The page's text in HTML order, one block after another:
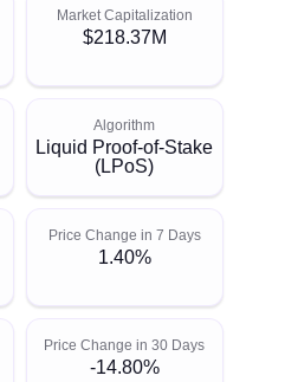
Market Capitalization
$218.37M
Algorithm
Liquid Proof-of-Stake
(LPoS)
Price Change in 7 Days
1.40%
Price Change in 30 Days
-14.80%